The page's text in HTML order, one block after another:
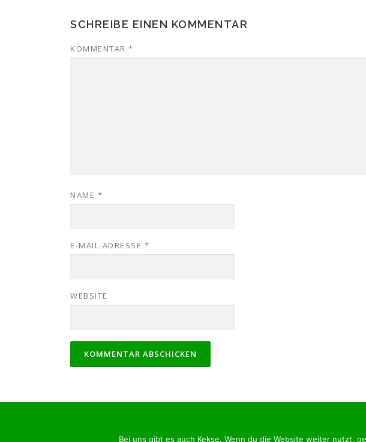
SCHREIBE EINEN KOMMENTAR
KOMMENTAR *
NAME *
E-MAIL-ADRESSE *
WEBSITE
Bei uns gibt es auch Kekse. Wenn du die Website weiter nutzt,